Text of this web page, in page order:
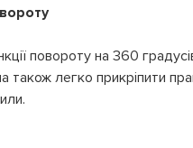
повороту на 360
також легко прикріпити